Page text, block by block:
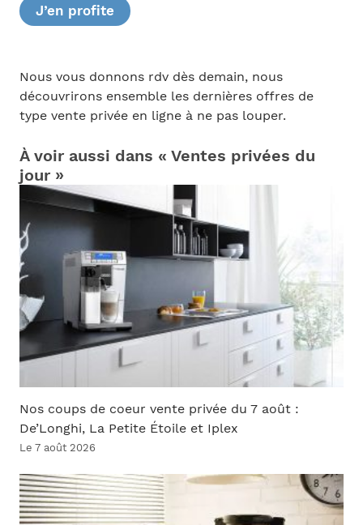
J’en profite
Nous vous donnons rdv dès demain, nous
découvrirons ensemble les dernières offres de
type vente privée en ligne à ne pas louper.
À voir aussi dans « Ventes privées du
jour »
Nos coups de coeur vente privée du 7 août :
De’Longhi, La Petite Étoile et Iplex
Le 7 août 2026